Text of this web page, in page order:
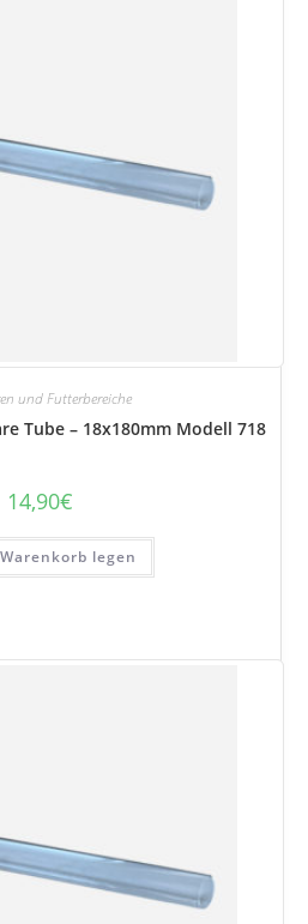
und Futterbereiche
Tube – 18x180mm Modell 718
14,90€
legen